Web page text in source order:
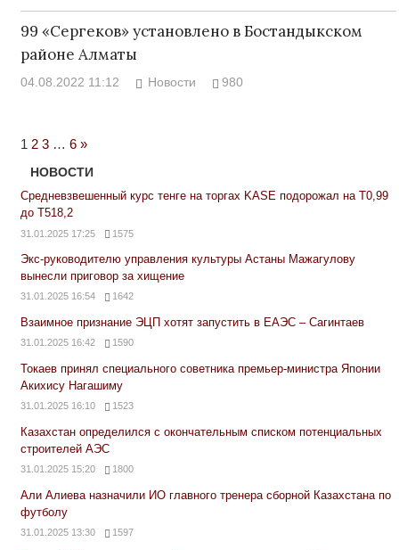
99 «Сергеков» установлено в Бостандыкском
районе Алматы
04.08.2022 11:12 Новости 980
1 2 3 … 6 Next
Posts
»
НОВОСТИ
Средневзвешенный курс тенге на торгах KASE подорожал на Т0,99
до Т518,2
31.01.2025 17:25 1575
Экс-руководителю управления культуры Астаны Мажагулову
вынесли приговор за хищение
31.01.2025 16:54 1642
Взаимное признание ЭЦП хотят запустить в ЕАЭС – Сагинтаев
31.01.2025 16:42 1590
Токаев принял специального советника премьер-министра Японии
Акихису Нагашиму
31.01.2025 16:10 1523
Казахстан определился с окончательным списком потенциальных
строителей АЭС
31.01.2025 15:20 1800
Али Алиева назначили ИО главного тренера сборной Казахстана по
футболу
31.01.2025 13:30 1597